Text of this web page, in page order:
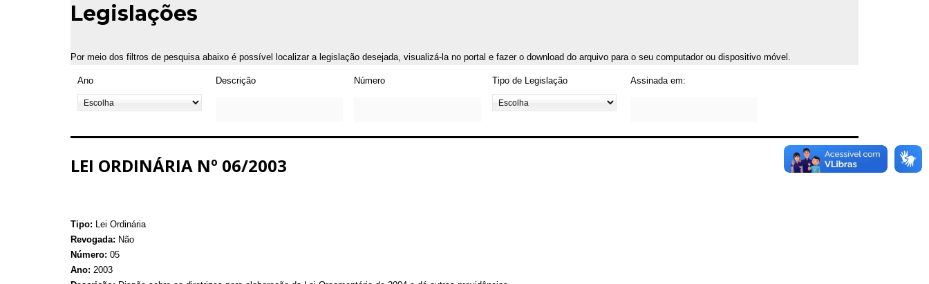
Legislações
Por meio dos filtros de pesquisa abaixo é possível localizar a legislação desejada, visualizá-la no portal e fazer o download do arquivo para o seu computador ou dispositivo móvel.
Ano Descrição Número Tipo de Legislação Assinada em:
LEI ORDINÁRIA Nº 06/2003
Tipo: Lei Ordinária
Revogada: Não
Número: 05
Ano: 2003